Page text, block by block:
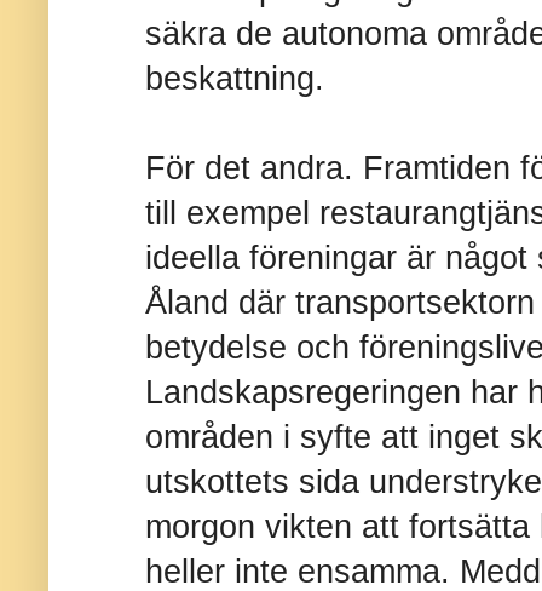
säkra de autonoma
beskattning.
För det andra. Framtiden
till exempel
ideella föreningar är
Åland där
betydelse och
Landskapsregeringen har
områden i syfte att inget
utskottets sida
morgon vikten att
heller inte ensamma.